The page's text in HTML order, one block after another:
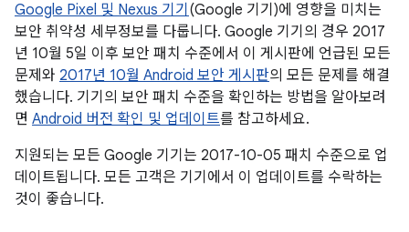
Google Pixel 및 Nexus 기기 (Google 기기)에 영향을 미치는
보안 취약성 세부정보를 다룹니다. Google 기기의 경우 2017
년 10월 5일 이후 보안 패치 수준에서 이 게시판에 언급된 모든
문제와 2017년 10월 Android 보안 게시판의 모든 문제를 해결
했습니다. 기기의 보안 패치 수준을 확인하는 방법을 알아보려
면 Android 버전 확인 및 업데이트를 참고하세요.
지원되는 모든 Google 기기는 2017-10-05 패치 수준으로 업
데이트됩니다. 모든 고객은 기기에서 이 업데이트를 수락하는
것이 좋습니다.